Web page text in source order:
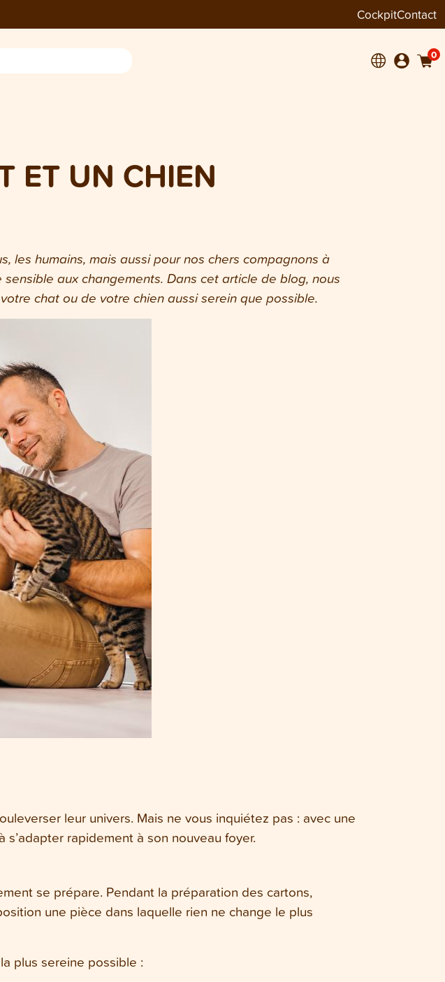
CockpitContact
0
ET UN CHIEN
les humains, mais aussi pour nos chers compagnons à
aux changements. Dans cet article de blog, nous
chat ou de votre chien aussi serein que possible.
leur univers. Mais ne vous inquiétez pas : avec une
rapidement à son nouveau foyer.
se prépare. Pendant la préparation des cartons,
une pièce dans laquelle rien ne change le plus
plus sereine possible :